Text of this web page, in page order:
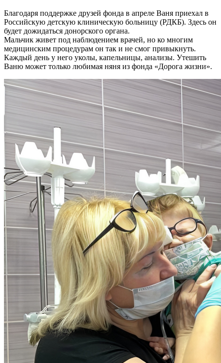
Благодаря поддержке друзей фонда в апреле Ваня приехал в
Российскую детскую клиническую больницу (РДКБ). Здесь он
будет дожидаться донорского органа.
Мальчик живет под наблюдением врачей, но ко многим
медицинским процедурам он так и не смог привыкнуть.
Каждый день у него уколы, капельницы, анализы. Утешить
Ваню может только любимая няня из фонда «Дорога жизни».